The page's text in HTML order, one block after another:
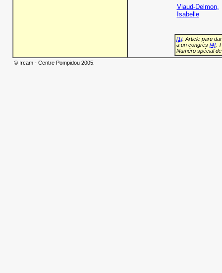
Viaud-Delmon,
Isabelle
[1]: Article paru
à un congrès [4]:
Numéro spécial
© Ircam - Centre Pompidou 2005.